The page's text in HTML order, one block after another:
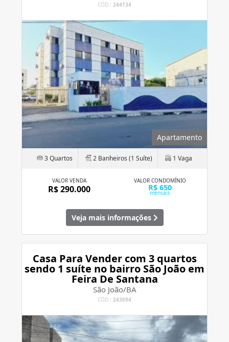
CÓD.: 244134
Apartamento
3 Quartos 2 Banheiros (1 Suíte) 1 Vaga
VALOR VENDA
R$ 290.000
VALOR CONDOMÍNIO
R$ 650
mensais
Veja mais informações
Casa Para Vender com 3 quartos
sendo 1 suíte no bairro São João em
Feira De Santana
São João/BA
CÓD.: 243094